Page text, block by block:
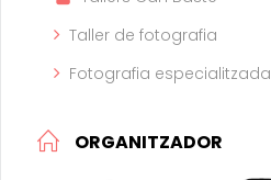
Taller de fotografia
Fotografia especialitzada
ORGANITZADOR